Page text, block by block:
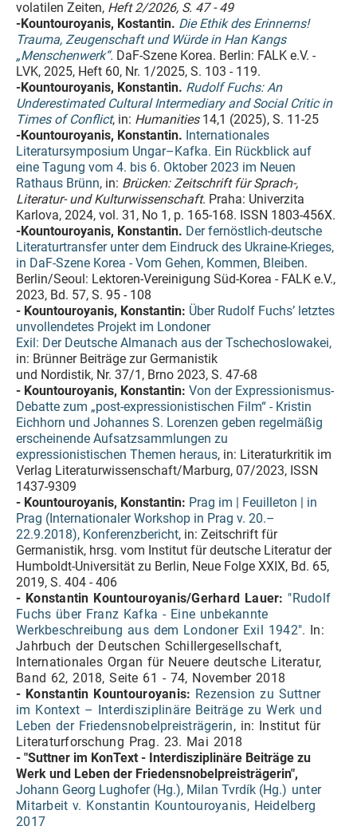
volatilen Zeiten, Heft 2/2026, S. 47 - 49
-Kountouroyanis, Kostantin. Die Ethik des Erinnerns!
Trauma, Zeugenschaft und Würde in Han Kangs
„Menschenwerk“. DaF-Szene Korea. Berlin: FALK e.V. -
LVK, 2025, Heft 60, Nr. 1/2025, S. 103 - 119.
-Kountouroyanis, Konstantin. Rudolf Fuchs: An
Underestimated Cultural Intermediary and Social Critic in
Times of Conflict, in: Humanities14,1 (2025), S. 11-25
-Kountouroyanis, Konstantin. Internationales
Literatursymposium Ungar–Kafka. Ein Rückblick auf
eine Tagung vom 4. bis 6. Oktober 2023 im Neuen
Rathaus Brünn, in: Brücken: Zeitschrift für Sprach-,
Literatur- und Kulturwissenschaft. Praha: Univerzita
Karlova, 2024, vol. 31, No 1, p. 165-168. ISSN 1803-456X.
-Kountouroyanis, Konstantin. Der fernöstlich-deutsche
Literaturtransfer unter dem Eindruck des Ukraine-Krieges,
in DaF-Szene Korea - Vom Gehen, Kommen, Bleiben.
Berlin/Seoul: Lektoren-Vereinigung Süd-Korea - FALK e.V.,
2023, Bd. 57, S. 95 - 108
- Kountouroyanis, Konstantin: Über Rudolf Fuchs’ letztes
unvollendetes Projekt im Londoner
Exil: Der Deutsche Almanach aus der Tschechoslowakei,
in: Brünner Beiträge zur Germanistik
und Nordistik, Nr. 37/1, Brno 2023, S. 47-68
- Kountouroyanis, Konstantin: Von der Expressionismus-
Debatte zum „post-expressionistischen Film“ - Kristin
Eichhorn und Johannes S. Lorenzen geben regelmäßig
erscheinende Aufsatzsammlungen zu
expressionistischen Themen heraus, in: Literaturkritik im
Verlag Literaturwissenschaft/Marburg, 07/2023, ISSN
1437-9309
- Kountouroyanis, Konstantin: Prag im | Feuilleton | in
Prag (Internationaler Workshop in Prag v. 20.–
22.9.2018), Konferenzbericht, in: Zeitschrift für
Germanistik, hrsg. vom Institut für deutsche Literatur der
Humboldt-Universität zu Berlin, Neue Folge XXIX, Bd. 65,
2019, S. 404 - 406
- Konstantin Kountouroyanis/Gerhard Lauer: "Rudolf
Fuchs über Franz Kafka - Eine unbekannte
Werkbeschreibung aus dem Londoner Exil 1942". In:
Jahrbuch der Deutschen Schillergesellschaft,
Internationales Organ für Neuere deutsche Literatur,
Band 62, 2018, Seite 61 - 74, November 2018
- Konstantin Kountouroyanis: Rezension zu Suttner
im Kontext – Interdisziplinäre Beiträge zu Werk und
Leben der Friedensnobelpreisträgerin, in: Institut für
Literaturforschung Prag. 23. Mai 2018
- "Suttner im KonText - Interdisziplinäre Beiträge zu
Werk und Leben der Friedensnobelpreisträgerin",
Johann Georg Lughofer (Hg.), Milan Tvrdík (Hg.) unter
Mitarbeit v. Konstantin Kountouroyanis, Heidelberg
2017